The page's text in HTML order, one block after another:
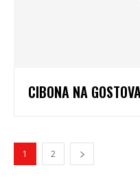
CIBONA NA
1 2